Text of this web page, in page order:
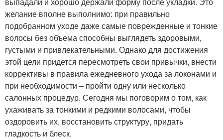
желание вполне выполнимо: при правильно
подобранном уходе даже самые поврежденные и тонкие
волосы без объема способны выглядеть здоровыми,
густыми и привлекательными. Однако для достижения
этой цели придется пересмотреть свои привычки, внести
коррективы в правила ежедневного ухода за локонами и
при необходимости – пройти одну или несколько
салонных процедур. Сегодня мы поговорим о том, как
ухаживать за тонкими и редкими волосами, чтобы
оздоровить их, восстановить структуру, придать
гладкость и блеск.